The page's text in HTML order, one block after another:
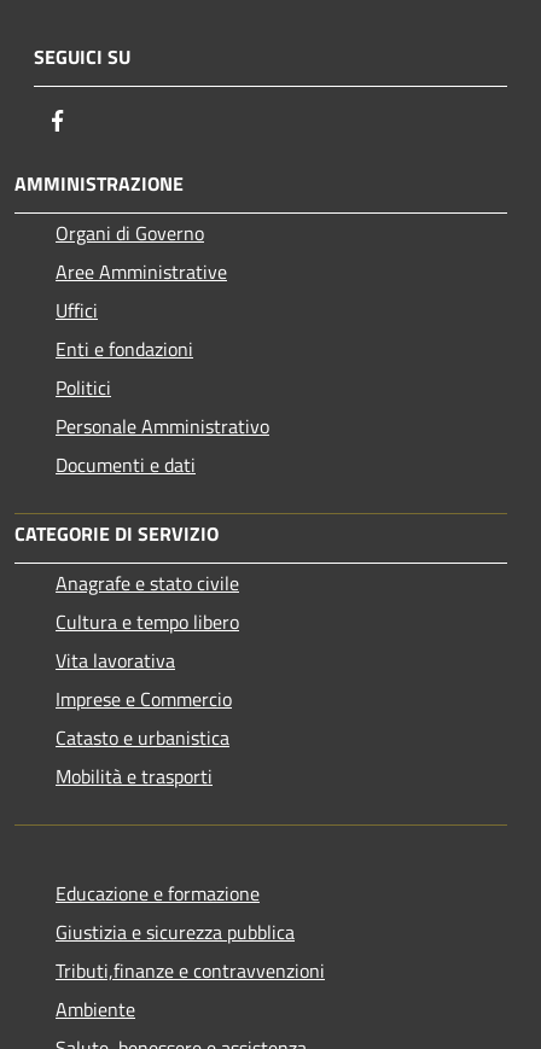
SEGUICI SU
AMMINISTRAZIONE
Organi di Governo
Aree Amministrative
Uffici
Enti e fondazioni
Politici
Personale Amministrativo
Documenti e dati
CATEGORIE DI SERVIZIO
Anagrafe e stato civile
Cultura e tempo libero
Vita lavorativa
Imprese e Commercio
Catasto e urbanistica
Mobilità e trasporti
Educazione e formazione
Giustizia e sicurezza pubblica
Tributi,finanze e contravvenzioni
Ambiente